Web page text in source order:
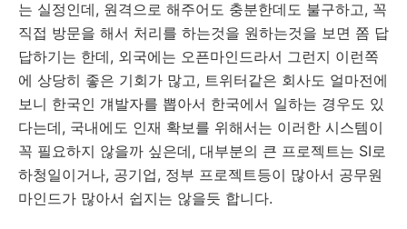
는 실정인데, 원격으로 해주어도 충분한데도 불구하고, 꼭
직접 방문을 해서 처리를 하는것을 원하는것을 보면 쫌 답
답하기는 한데, 외국에는 오픈마인드라서 그런지 이런쪽
에 상당히 좋은 기회가 많고, 트위터같은 회사도 얼마전에
보니 한국인 걔발자를 뽑아서 한국에서 일하는 경우도 있
다는데, 국내에도 인재 확보를 위해서는 이러한 시스템이
꼭 필요하지 않을까 싶은데, 대부분의 큰 프로젝트는 SI로
하청일이거나, 공기업, 정부 프로젝트등이 많아서 공무원
마인드가 많아서 쉽지는 않을듯 합니다.